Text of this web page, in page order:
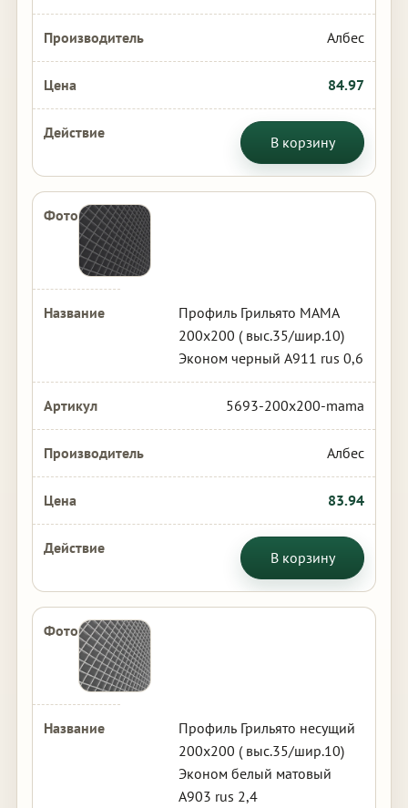
Албес
84.97
В корзину
Профиль Грильято МАМА
200х200 ( выс.35/шир.10)
Эконом черный А911 rus 0,6
5693-200x200-mama
Албес
83.94
В корзину
Профиль Грильято несущий
200х200 ( выс.35/шир.10)
Эконом белый матовый
А903 rus 2,4